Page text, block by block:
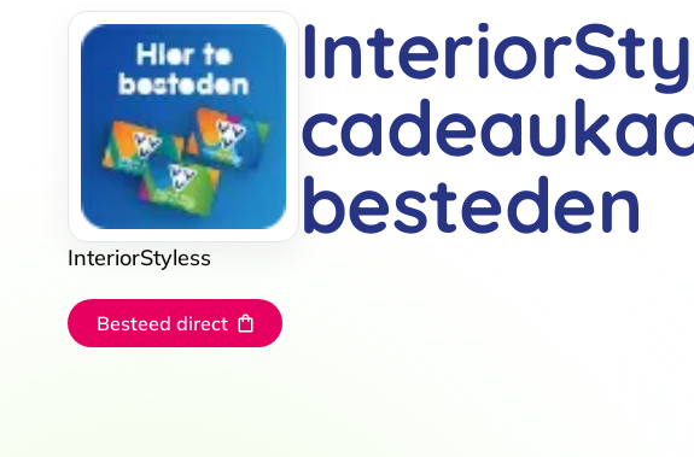
besteden
InteriorStyless
Besteed direct